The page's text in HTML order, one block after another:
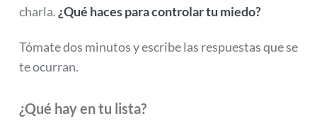
charla. ¿Qué haces para controlar tu miedo?
Tómate dos minutos y escribe las respuestas que se
te ocurran.
¿Qué hay en tu lista?